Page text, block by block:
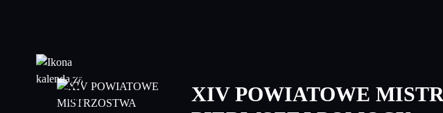
27
maj
XIV POWIATOWE